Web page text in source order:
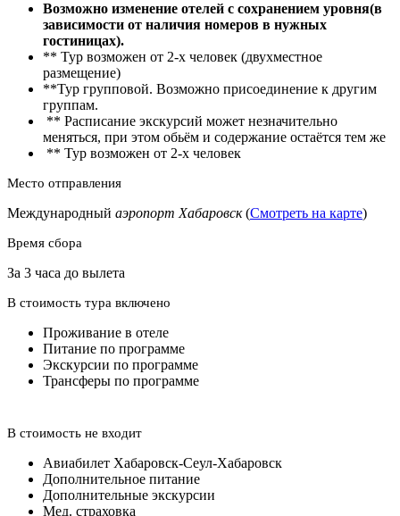
Возможно изменение отелей с сохранением уровня(в
зависимости от наличия номеров в нужных
гостиницах).
** Тур возможен от 2-х человек (двухместное
размещение)
**Тур групповой. Возможно присоединение к другим
группам.
** Расписание экскурсий может незначительно
меняться, при этом обьём и содержание остаётся тем же
** Тур возможен от 2-х человек
Место отправления
Международный аэропорт Хабаровск(Смотреть на карте)
Время сбора
За 3 часа до вылета
В стоимость тура включено
Проживание в отеле
Питание по программе
Экскурсии по программе
Трансферы по программе
В стоимость не входит
Авиабилет Хабаровск-Сеул-Хабаровск
Дополнительное питание
Дополнительные экскурсии
Мед. страховка